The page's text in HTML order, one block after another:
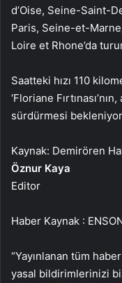
d’Oise, Seine-Saint-
Paris, Seine-et-
Loire et Rhone’da
Saatteki hızı 110
‘Floriane
sürdürmesi
Kaynak: Demirören
Öznur Kaya
Editor
Haber Kaynak :
“Yayınlanan tüm
yasal bildirimlerinizi